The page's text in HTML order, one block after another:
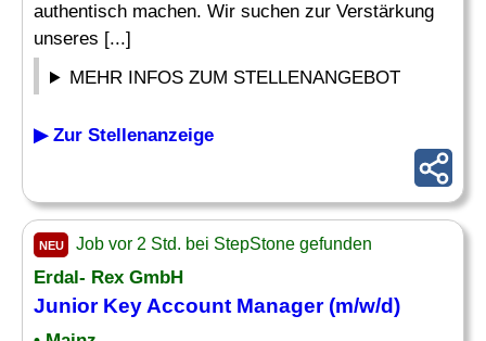
authentisch machen. Wir suchen zur Verstärkung
unseres [...]
MEHR INFOS ZUM STELLENANGEBOT
▶ Zur Stellenanzeige
NEU Job vor 2 Std. bei StepStone gefunden
Erdal- Rex GmbH
Junior Key Account Manager(m/w/d)